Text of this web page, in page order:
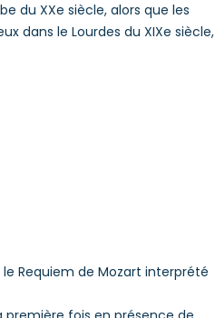
du XXe siècle, alors que les
dans le Lourdes du XIXe siècle,
Requiem de Mozart interprété